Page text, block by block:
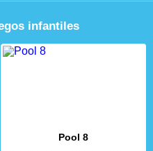
infantiles
Pool 8